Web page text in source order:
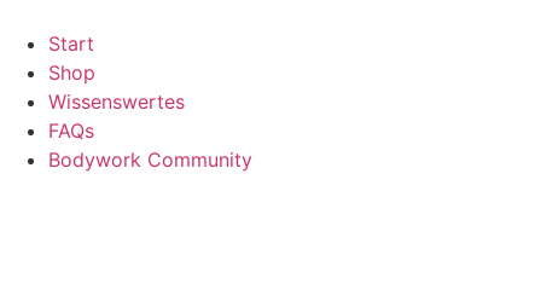
Inhalt
wechseln
Start
Shop
Wissenswertes
FAQs
Bodywork Community